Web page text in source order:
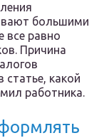
большими
равно
Причина
какой
работника.